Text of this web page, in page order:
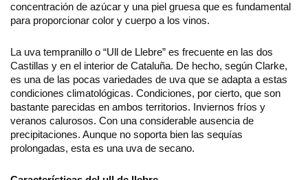
concentración de azúcar y una piel gruesa que es fundamental
para proporcionar color y cuerpo a los vinos.
La uva tempranillo o “Ull de Llebre” es frecuente en las dos
Castillas y en el interior de Cataluña. De hecho, según Clarke,
es una de las pocas variedades de uva que se adapta a estas
condiciones climatológicas. Condiciones, por cierto, que son
bastante parecidas en ambos territorios. Inviernos fríos y
veranos calurosos. Con una considerable ausencia de
precipitaciones. Aunque no soporta bien las sequías
prolongadas, esta es una uva de secano.